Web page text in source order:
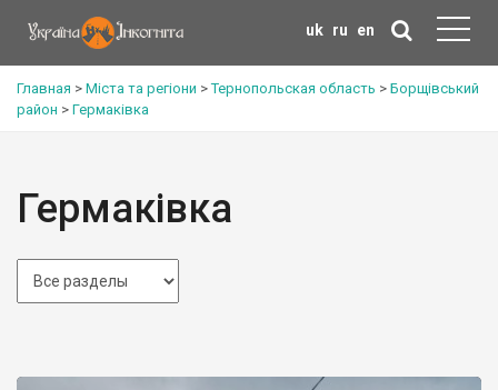
uk ru en
Главная > Міста та регіони >Тернопольская область > Борщівський
район > Гермаківка
Гермаківка